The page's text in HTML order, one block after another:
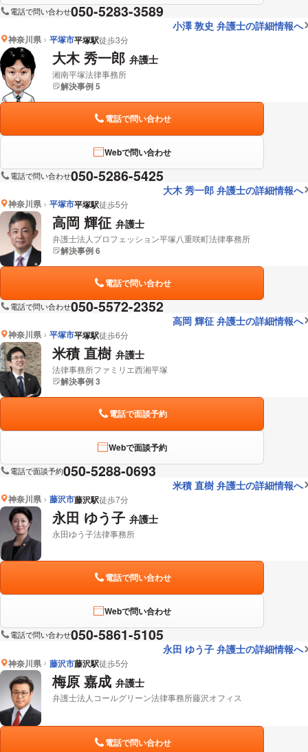
電話で問い合わせ050-5283-3589
小澤 敦史 弁護士の詳細情報へ
神奈川県 平塚市平塚駅徒歩3分
大木 秀一郎 弁護士
湘南平塚法律事務所
解決事例 5
電話で問い合わせ
Webで問い合わせ
電話で問い合わせ050-5286-5425
大木 秀一郎 弁護士の詳細情報へ
神奈川県 平塚市平塚駅徒歩5分
高岡 輝征 弁護士
弁護士法人プロフェッション平塚八重咲町法律事務所
解決事例 6
電話で問い合わせ
電話で問い合わせ050-5572-2352
高岡 輝征 弁護士の詳細情報へ
神奈川県 平塚市平塚駅徒歩6分
米積 直樹 弁護士
法律事務所ファミリエ西湘平塚
解決事例 3
電話で面談予約
Webで面談予約
電話で面談予約050-5288-0693
米積 直樹 弁護士の詳細情報へ
神奈川県 藤沢市藤沢駅徒歩7分
永田 ゆう子 弁護士
永田ゆう子法律事務所
電話で問い合わせ
Webで問い合わせ
電話で問い合わせ050-5861-5105
永田 ゆう子 弁護士の詳細情報へ
神奈川県 藤沢市藤沢駅徒歩5分
梅原 嘉成 弁護士
弁護士法人コールグリーン法律事務所藤沢オフィス
電話で問い合わせ